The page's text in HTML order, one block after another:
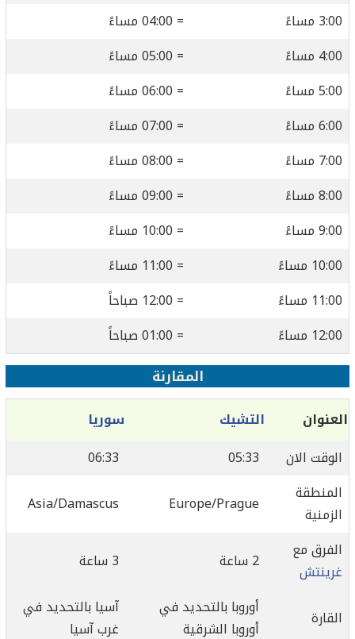
3:00 مساءً
= 04:00 مساءً
4:00 مساءً
= 05:00 مساءً
5:00 مساءً
= 06:00 مساءً
6:00 مساءً
= 07:00 مساءً
7:00 مساءً
= 08:00 مساءً
8:00 مساءً
= 09:00 مساءً
9:00 مساءً
= 10:00 مساءً
10:00 مساءً
= 11:00 مساءً
11:00 مساءً
= 12:00 صباحاً
12:00 مساءً
= 01:00 صباحاً
المقارنة
العنوان التشيك
سوريا
الوقت الان
05:33
06:33
المنطقة
الزمنية
Europe/Prague
Asia/Damascus
الفرق مع
غرينتش
2 ساعة 3 ساعة
القارة
أوروبا بالتحديد في
أوروبا الشرقية
آسيا بالتحديد في
غرب آسيا